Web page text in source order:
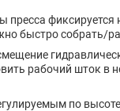
пресса фиксируется
быстро собрать/
рабочий шток в
по